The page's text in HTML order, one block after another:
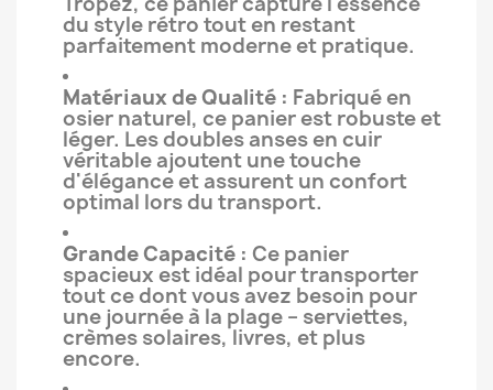
du style rétro tout en restant
parfaitement moderne et pratique.
Matériaux de Qualité : Fabriqué en
osier naturel, ce panier est robuste et
léger. Les doubles anses en cuir
véritable ajoutent une touche
d'élégance et assurent un confort
optimal lors du transport.
Grande Capacité : Ce panier
spacieux est idéal pour transporter
tout ce dont vous avez besoin pour
une journée à la plage – serviettes,
crèmes solaires, livres, et plus
encore.